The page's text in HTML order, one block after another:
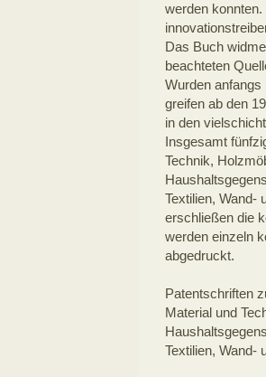
werden
Das Buch
beachteten
Wurden
greifen ab den
in den
Insgesamt
Technik,
Textilien, Wand-
erschließen die
werden einzeln
abgedruckt.
Patentschriften
Material und
Textilien, Wand-